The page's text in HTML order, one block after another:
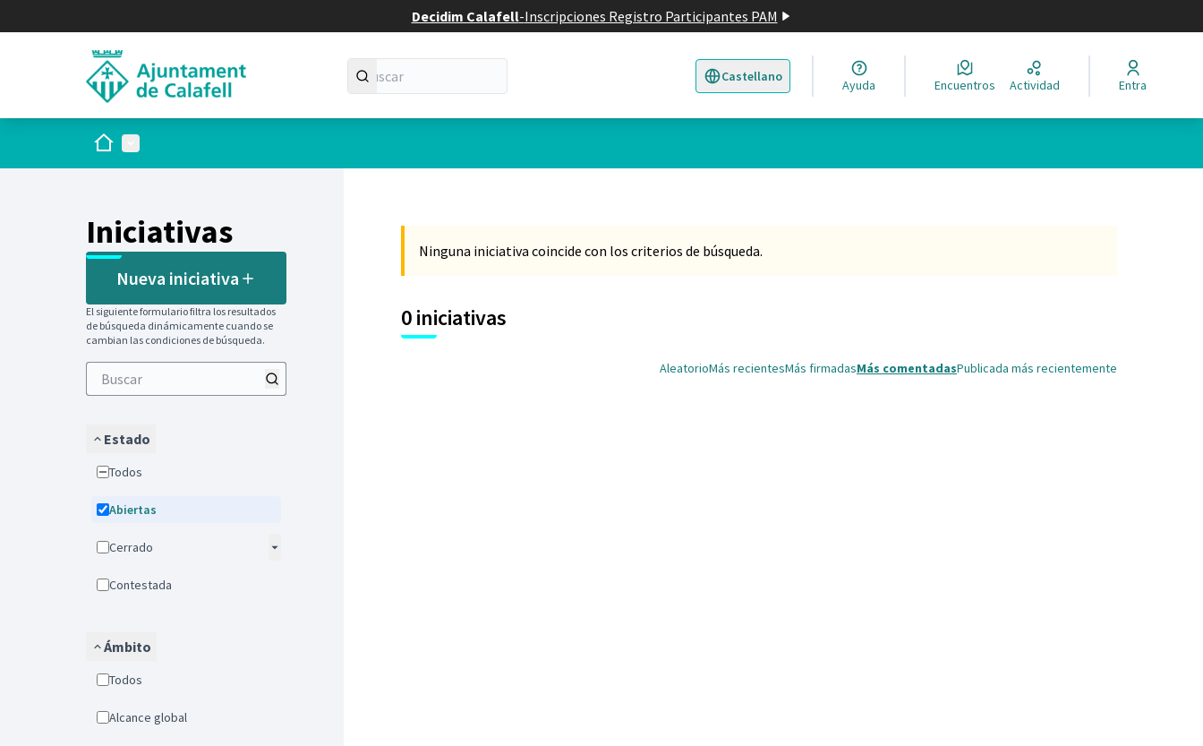
Decidim Calafell-Inscripciones Registro Participantes PAM
Castellano
Triar la llengua Elegir el idioma
Ayuda Encuentros Actividad Entra
InicioMenú principal
Iniciativas
Nueva iniciativa
El siguiente formulario filtra los resultados
de búsqueda dinámicamente cuando se
cambian las condiciones de búsqueda.
Estado
Todos
Abiertas
Cerrado
Contestada
Ámbito
Todos
Alcance global
Ninguna iniciativa coincide con los criterios de búsqueda.
0 iniciativas
AleatorioMás recientesMás firmadasMás comentadasPublicada más recientemente